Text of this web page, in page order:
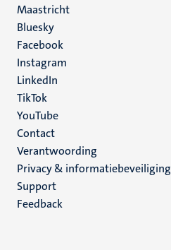
Maastricht
Social
media
Bluesky
Facebook
Instagram
LinkedIn
TikTok
YouTube
Menu
footer
(NL)
Contact
Verantwoording
Privacy & informatiebeveiliging
Support
Feedback